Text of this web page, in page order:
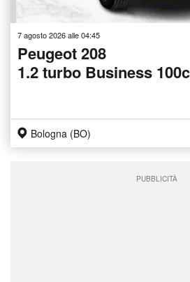
7 agosto 2026 alle 04:45
Peugeot 208
1.2 turbo Business
Bologna (BO)
PUBBLICITÀ